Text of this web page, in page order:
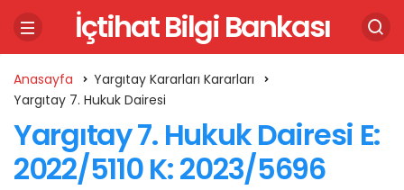
İçtihat Bilgi Bankası
Anasayfa
Yargıtay Kararları Kararları
Yargıtay 7. Hukuk Dairesi
Yargıtay 7. Hukuk Dairesi E:
2022/5110 K: 2023/5696